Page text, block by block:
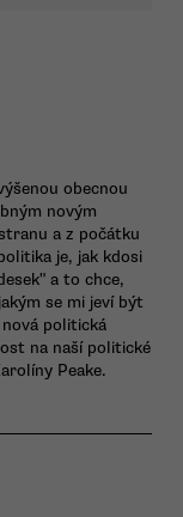
obecnou
novým
a z počátku
je, jak kdosi
a to chce,
se mi jeví být
nová politická
na naší politické
Peake.